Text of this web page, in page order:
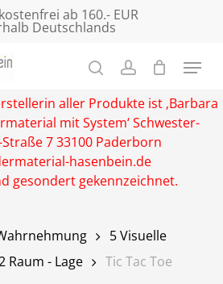
ab 160.- EUR
Deutschlands
aller Produkte ist ‚Barbara
mit System‘ Schwester-
7 33100 Paderborn
hasenbein.de
gesondert gekennzeichnet.
5 Visuelle
Raum - Lage Tic Tac Toe
Menu